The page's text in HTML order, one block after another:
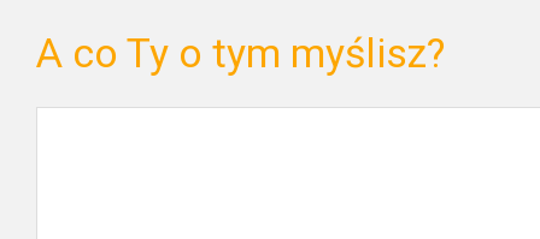
A co Ty o tym myślisz?